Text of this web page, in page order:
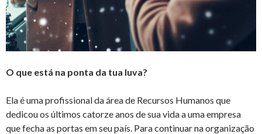
O que está na ponta da tua luva?
Ela é uma profissional da área de Recursos Humanos que
dedicou os últimos catorze anos de sua vida a uma empresa
que fecha as portas em seu país. Para continuar na organização